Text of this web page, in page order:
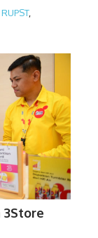
RUPST,
3Store